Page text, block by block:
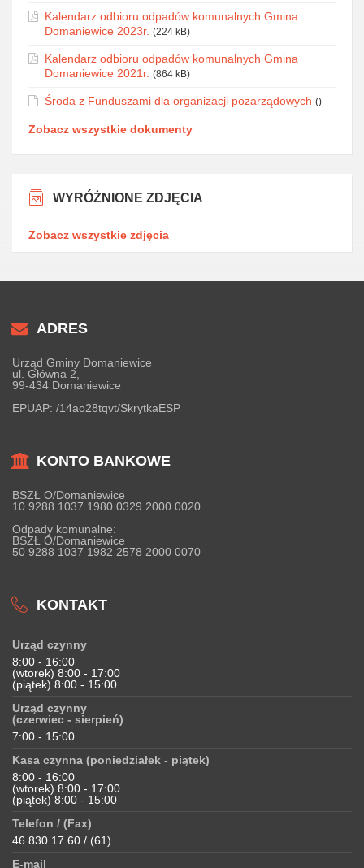
Kalendarz odbioru odpadów komunalnych Gmina
Domaniewice 2023r. (224 kB)
Kalendarz odbioru odpadów komunalnych Gmina
Domaniewice 2021r. (864 kB)
Środa z Funduszami dla organizacji pozarządowych ()
Zobacz wszystkie dokumenty
WYRÓŻNIONE ZDJĘCIA
Zobacz wszystkie zdjęcia
ADRES
Urząd Gminy Domaniewice
ul. Główna 2,
99-434 Domaniewice
EPUAP: /14ao28tqvt/SkrytkaESP
KONTO BANKOWE
BSZŁ O/Domaniewice
10 9288 1037 1980 0329 2000 0020
Odpady komunalne:
BSZŁ O/Domaniewice
50 9288 1037 1982 2578 2000 0070
KONTAKT
Urząd czynny
8:00 - 16:00
(wtorek) 8:00 - 17:00
(piątek) 8:00 - 15:00
Urząd czynny
(czerwiec - sierpień)
7:00 - 15:00
Kasa czynna (poniedziałek - piątek)
8:00 - 16:00
(wtorek) 8:00 - 17:00
(piątek) 8:00 - 15:00
Telefon / (Fax)
46 830 17 60 / (61)
E-mail